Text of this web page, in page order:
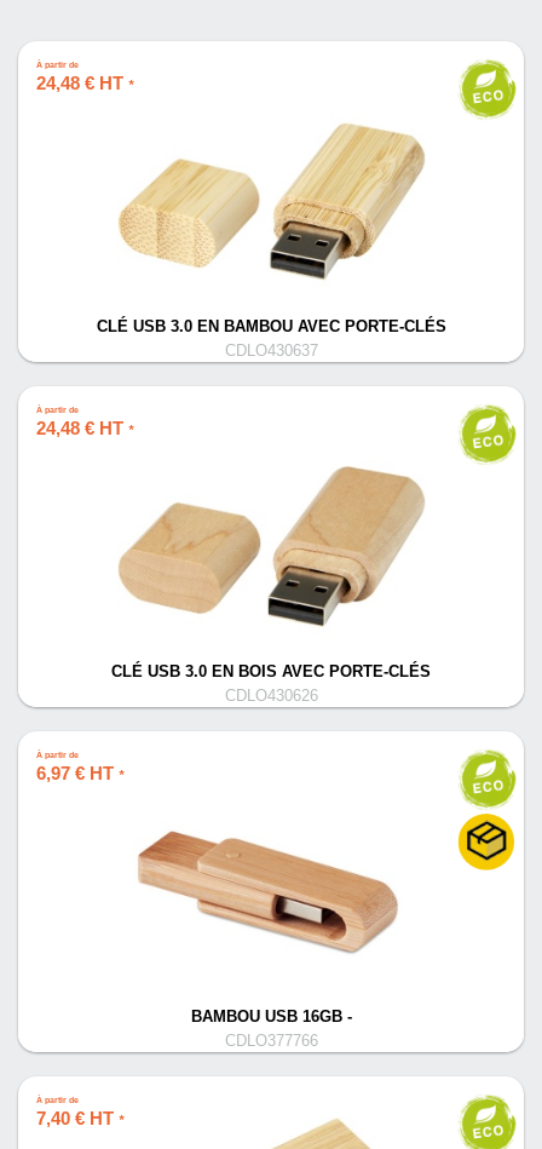
À partir de
24,48 € HT *
CLÉ USB 3.0 EN BAMBOU AVEC PORTE-CLÉS
CDLO430637
À partir de
24,48 € HT *
CLÉ USB 3.0 EN BOIS AVEC PORTE-CLÉS
CDLO430626
À partir de
6,97 € HT *
BAMBOU USB 16GB -
CDLO377766
À partir de
7,40 € HT *